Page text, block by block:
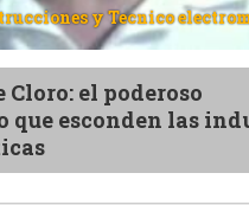
y Tecnico
el poderoso
que esconden las